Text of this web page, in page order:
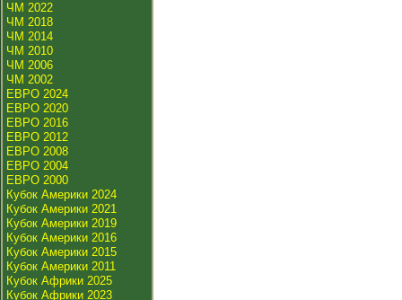
ЧМ 2022
ЧМ 2018
ЧМ 2014
ЧМ 2010
ЧМ 2006
ЧМ 2002
ЕВРО 2024
ЕВРО 2020
ЕВРО 2016
ЕВРО 2012
ЕВРО 2008
ЕВРО 2004
ЕВРО 2000
Кубок Америки 2024
Кубок Америки 2021
Кубок Америки 2019
Кубок Америки 2016
Кубок Америки 2015
Кубок Америки 2011
Кубок Африки 2025
Кубок Африки 2023